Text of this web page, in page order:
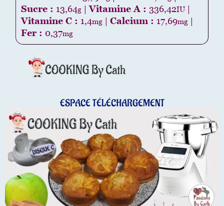
Sucre : 13,64g |Vitamine A : 336,42IU|
Vitamine C : 1,4mg |Calcium : 17,69mg |
Fer : 0,37mg
ESPACE TÉLÉCHARGEMENT